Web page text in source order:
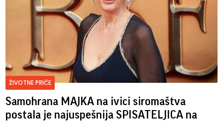
ŽIVOTNE PRIČE
Samohrana MAJKA na ivici siromaštva
postala je najuspešnija SPISATELJICA na